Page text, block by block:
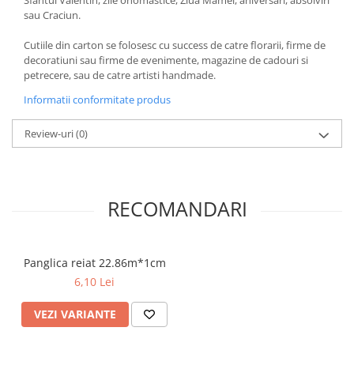
sau Craciun.
Cutiile din carton se folosesc cu success de catre florarii, firme de
decoratiuni sau firme de evenimente, magazine de cadouri si
petrecere, sau de catre artisti handmade.
Informatii conformitate produs
Review-uri(0)
RECOMANDARI
Panglica reiat 22.86m*1cm
6,10 Lei
VEZI VARIANTE